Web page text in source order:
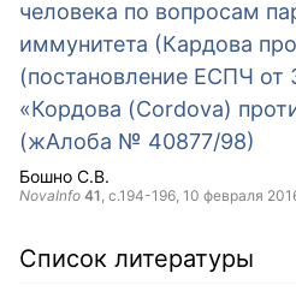
человека по вопросам
иммунитета (Кардова
(постановление ЕСПЧ от
«Кордова (Cordova)
(жАлоба № 40877/98)
Бошно С.В.
NovaInfo 41, с.194-196, 10 февраля
Список литературы